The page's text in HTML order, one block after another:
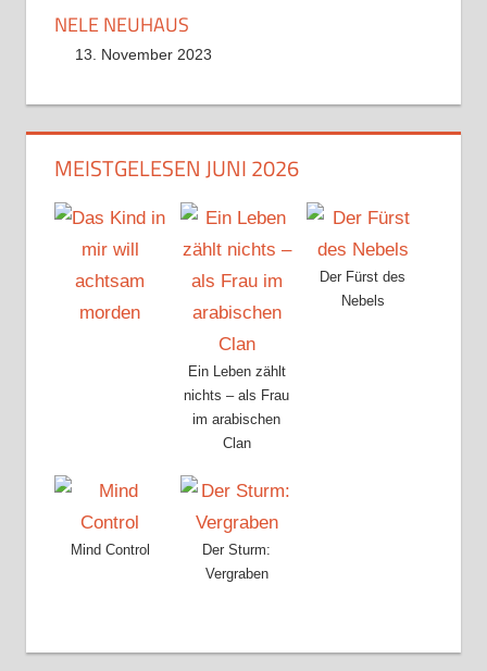
NELE NEUHAUS
13. November 2023
MEISTGELESEN JUNI 2026
Ein Leben zählt
nichts – als Frau
im arabischen
Clan
Der Fürst des
Nebels
Mind Control
Der Sturm:
Vergraben